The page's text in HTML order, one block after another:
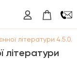
літератури 4.5.0.
літератури